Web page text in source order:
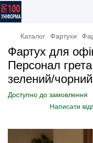
Каталог Фартухи
Фартух для
Персонал
зелений/
Доступно до замовлення
Написати